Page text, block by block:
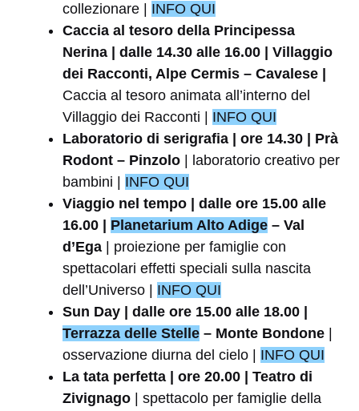
collezionare | INFO QUI
Caccia al tesoro della Principessa
Nerina | dalle 14.30 alle 16.00 | Villaggio
dei Racconti, Alpe Cermis – Cavalese |
Caccia al tesoro animata all’interno del
Villaggio dei Racconti | INFO QUI
Laboratorio di serigrafia | ore 14.30 | Prà
Rodont – Pinzolo | laboratorio creativo per
bambini | INFO QUI
Viaggio nel tempo | dalle ore 15.00 alle
16.00 | Planetarium Alto Adige – Val
d’Ega | proiezione per famiglie con
spettacolari effetti speciali sulla nascita
dell’Universo | INFO QUI
Sun Day | dalle ore 15.00 alle 18.00 |
Terrazza delle Stelle – Monte Bondone
osservazione diurna del cielo | INFO QUI
La tata perfetta | ore 20.00 | Teatro di
Zivignago
| spettacolo per famiglie della